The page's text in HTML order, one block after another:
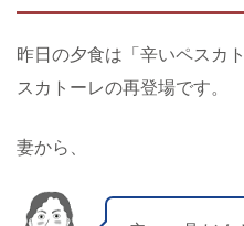
昨日の夕食は「辛いペスカ
スカトーレの再登場です。
妻から、